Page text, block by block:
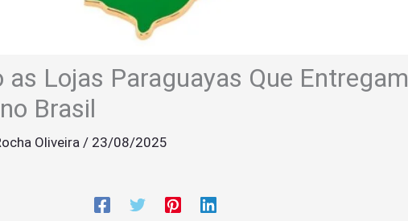
as Lojas Paraguayas Que Entregam
Brasil
Oliveira / 23/08/2025